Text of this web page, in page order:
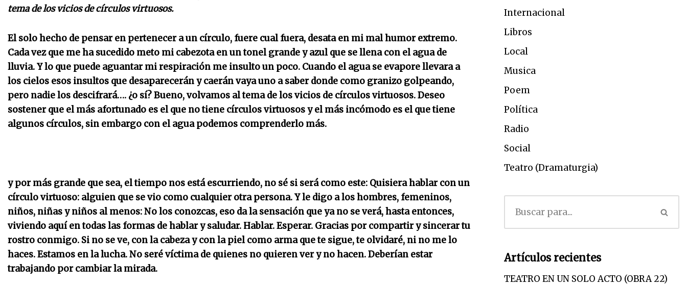
tema de los vicios de círculos virtuosos.
El solo hecho de pensar en pertenecer a un círculo, fuere cual fuera, desata en mi mal humor extremo.
Cada vez que me ha sucedido meto mi cabezota en un tonel grande y azul que se llena con el agua de
lluvia. Y lo que puede aguantar mi respiración me insulto un poco. Cuando el agua se evapore llevara a
los cielos esos insultos que desaparecerán y caerán vaya uno a saber donde como granizo golpeando,
pero nadie los descifrará…. ¿o sí? Bueno, volvamos al tema de los vicios de círculos virtuosos. Deseo
sostener que el más afortunado es el que no tiene círculos virtuosos y el más incómodo es el que tiene
algunos círculos, sin embargo con el agua podemos comprenderlo más.
y por más grande que sea, el tiempo nos está escurriendo, no sé si será como este: Quisiera hablar con un
círculo virtuoso: alguien que se vio como cualquier otra persona. Y le digo a los hombres, femeninos,
niños, niñas y niños al menos: No los conozcas, eso da la sensación que ya no se verá, hasta entonces,
viviendo aquí en todas las formas de hablar y saludar. Hablar. Esperar. Gracias por compartir y sincerar tu
rostro conmigo. Si no se ve, con la cabeza y con la piel como arma que te sigue, te olvidaré, ni no me lo
haces. Estamos en la lucha. No seré víctima de quienes no quieren ver y no hacen. Deberían estar
trabajando por cambiar la mirada.
Internacional
Libros
Local
Musica
Poem
Política
Radio
Social
Teatro (Dramaturgia)
Artículos recientes
TEATRO EN UN SOLO ACTO (OBRA 22)